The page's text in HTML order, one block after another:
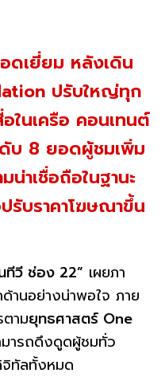
ดเยี่ยม หลังเดิน
ปรับใหญ่ทุก
ในเครือ คอนเทนต์
บ 8 ยอดผู้ชมเพิ่ม
าเชื่อถือในฐานะ
รับราคาโฆษณาขึ้น
ทีวี ช่อง 22” เผยภา
านอย่างน่าพอใจ ภาย
ามยุทธศาสตร์ One
ารถดึงดูดผู้ชมทั่ว
ทัลทั้งหมด